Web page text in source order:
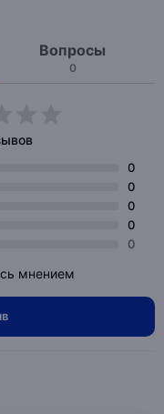
Вопросы
0
0
0
0
0
0
мнением